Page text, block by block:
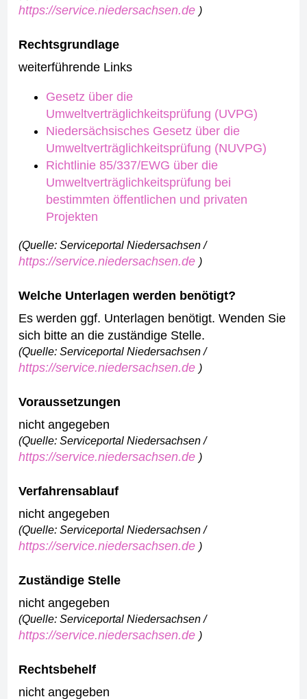
https://service.niedersachsen.de )
Rechtsgrundlage
weiterführende Links
Gesetz über die
Umweltverträglichkeitsprüfung (UVPG)
Niedersächsisches Gesetz über die
Umweltverträglichkeitsprüfung (NUVPG)
Richtlinie 85/337/EWG über die
Umweltverträglichkeitsprüfung bei
bestimmten öffentlichen und privaten
Projekten
(Quelle: Serviceportal Niedersachsen /
https://service.niedersachsen.de )
Welche Unterlagen werden benötigt?
Es werden ggf. Unterlagen benötigt. Wenden Sie
sich bitte an die zuständige Stelle.
(Quelle: Serviceportal Niedersachsen /
https://service.niedersachsen.de )
Voraussetzungen
nicht angegeben
(Quelle: Serviceportal Niedersachsen /
https://service.niedersachsen.de )
Verfahrensablauf
nicht angegeben
(Quelle: Serviceportal Niedersachsen /
https://service.niedersachsen.de )
Zuständige Stelle
nicht angegeben
(Quelle: Serviceportal Niedersachsen /
https://service.niedersachsen.de )
Rechtsbehelf
nicht angegeben